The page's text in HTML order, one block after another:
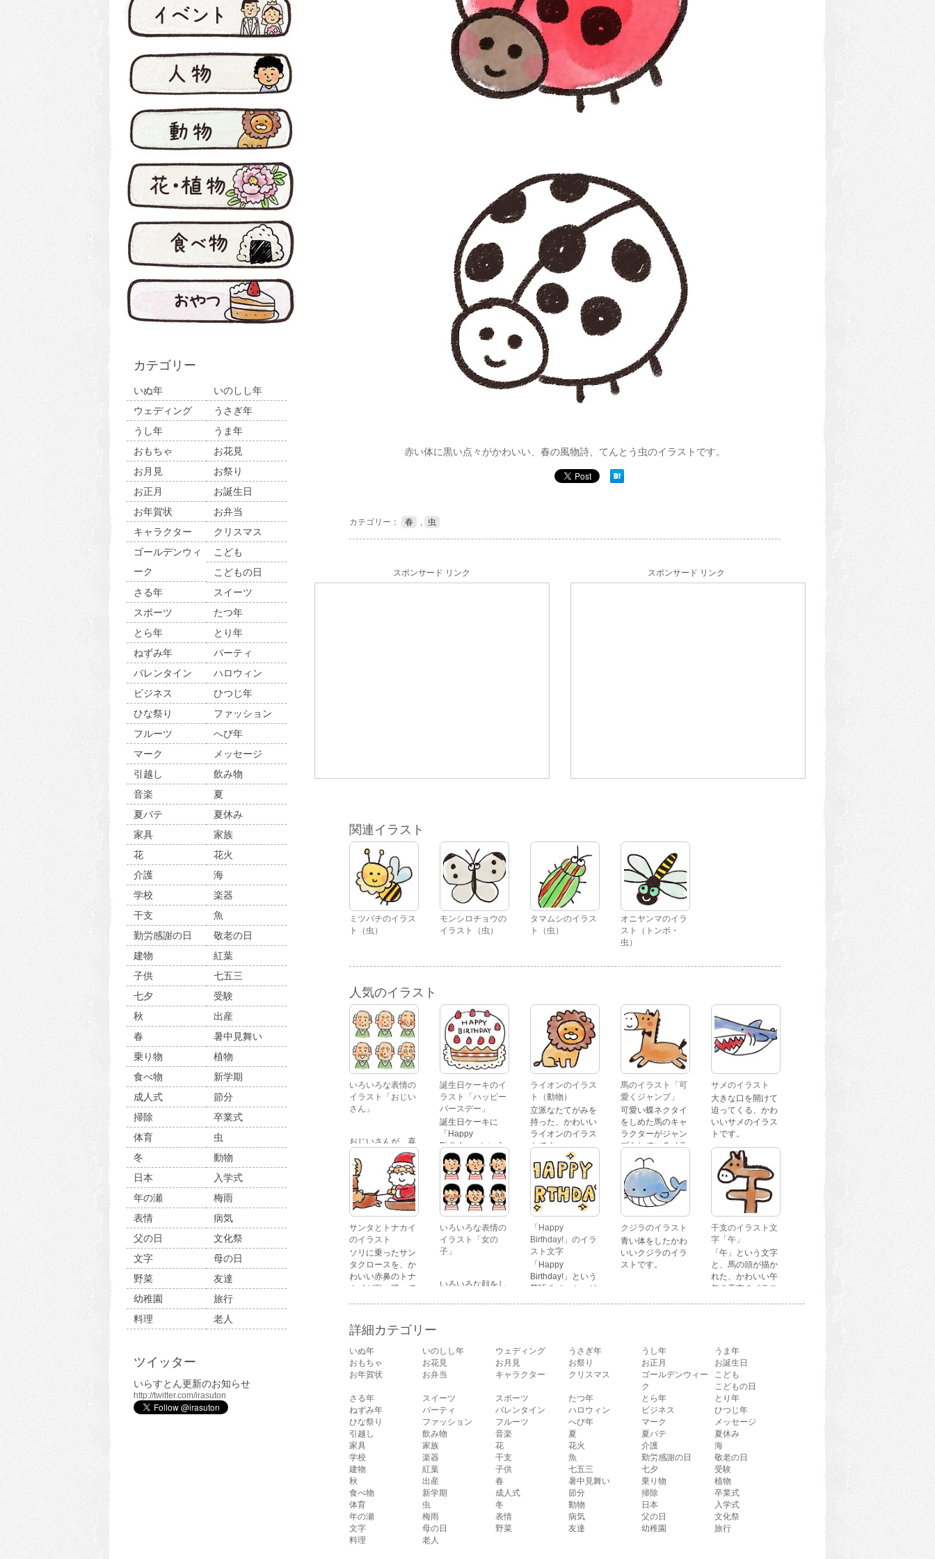
カテゴリー
いぬ年
いのしし年
ウェディング
うさぎ年
うし年
うま年
おもちゃ
お花見
お月見
お祭り
お正月
お誕生日
お年賀状
お弁当
キャラクター
クリスマス
ゴールデンウィ
ーク
こども
こどもの日
さる年
スイーツ
スポーツ
たつ年
とら年
とり年
ねずみ年
パーティ
バレンタイン
ハロウィン
ビジネス
ひつじ年
ひな祭り
ファッション
フルーツ
へび年
マーク
メッセージ
引越し
飲み物
音楽
夏
夏バテ
夏休み
家具
家族
花
花火
介護
海
学校
楽器
干支
魚
勤労感謝の日
敬老の日
建物
紅葉
子供
七五三
七夕
受験
秋
出産
春
暑中見舞い
乗り物
植物
食べ物
新学期
成人式
節分
掃除
卒業式
体育
虫
冬
動物
日本
入学式
年の瀬
梅雨
表情
病気
父の日
文化祭
文字
母の日
野菜
友達
幼稚園
旅行
料理
老人
ツイッター
いらすとん更新のお知らせ
http://twitter.com/irasuton
赤い体に黒い点々がかわいい、春の風物詩、てんとう虫のイラストです。
カテゴリー： 春 , 虫
スポンサード リンク スポンサード リンク
関連イラスト
ミツバチのイラス
ト（虫）
モンシロチョウの
イラスト（虫）
タマムシのイラス
ト（虫）
オニヤンマのイラ
スト（トンボ・
虫）
人気のイラスト
いろいろな表情の
イラスト「おじい
さん」
おじいさんが、喜
怒哀楽たくさんの
表情をしているイ
ラストです。 通常
の顔・怒っている
顔・泣いている
顔・照れている
顔・笑っている
顔・驚いている
顔・困っている顔
があります。
誕生日ケーキのイ
ラスト「ハッピー
バースデー」
誕生日ケーキに
「Happy
Birthday」という
文字が描かれた、
かわいい苺のケー
キのイラストで
す。
ライオンのイラス
ト（動物）
立派なたてがみを
持った、かわいい
ライオンのイラス
トです。
馬のイラスト「可
愛くジャンプ」
可愛い蝶ネクタイ
をしめた馬のキャ
ラクターがジャン
プをしているイラ
ストです。
サメのイラスト
大きな口を開けて
迫ってくる、かわ
いいサメのイラス
トです。
サンタとトナカイ
のイラスト
ソリに乗ったサン
タクロースを、か
わいい赤鼻のトナ
カイが引っ張って
いろいろな表情の
イラスト「女の
子」
いろいろな顔をし
いる顔・笑ってい
る顔・驚いている
顔・困っている顔
「Happy
Birthday!」のイラ
スト文字
「Happy
Birthday!」という
英語のメッセージ
クジラのイラスト
青い体をしたかわ
いいクジラのイラ
ストです。
干支のイラスト文
字「午」
「午」という文字
と、馬の頭が描か
れた、かわいい午
年の干支のイラス
詳細カテゴリー
いぬ年 いのしし年 ウェディング うさぎ年 うし年
うま年
おもちゃ
お花見 お月見 お祭り お正月
お誕生日
お年賀状
お弁当 キャラクター クリスマス
ゴールデンウィー
ク
こども
こどもの日
さる年
スイーツ スポーツ たつ年 とら年
とり年
ねずみ年
パーティ バレンタイン ハロウィン ビジネス
ひつじ年
ひな祭り
ファッション フルーツ へび年 マーク
メッセージ
引越し
飲み物 音楽 夏 夏バテ
夏休み
家具
家族 花 花火 介護
海
学校
楽器 干支 魚 勤労感謝の日
敬老の日
建物
紅葉 子供 七五三 七夕
受験
秋
出産 春 暑中見舞い 乗り物
植物
食べ物
新学期 成人式 節分 掃除
卒業式
体育
虫 冬 動物 日本
入学式
年の瀬
梅雨 表情 病気 父の日
文化祭
文字
母の日 野菜 友達 幼稚園
旅行
料理
老人